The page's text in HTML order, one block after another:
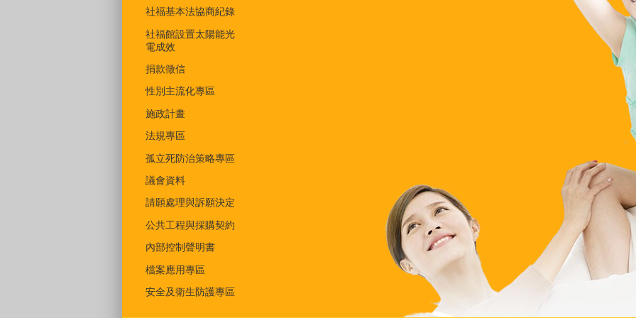
社福基本法協商紀錄
社福館設置太陽能光
電成效
捐款徵信
性別主流化專區
施政計畫
法規專區
孤立死防治策略專區
議會資料
請願處理與訴願決定
公共工程與採購契約
內部控制聲明書
檔案應用專區
安全及衛生防護專區